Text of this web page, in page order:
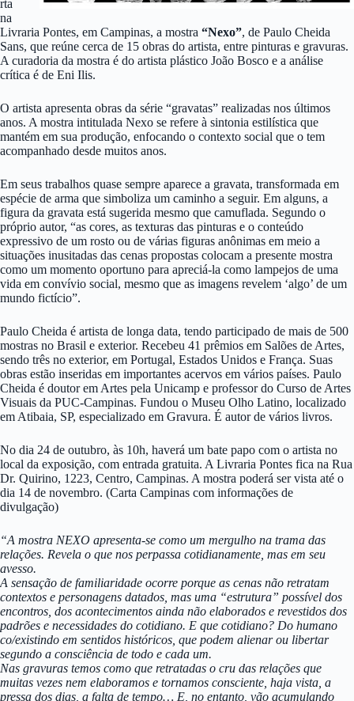
rta
na
Livraria Pontes, em Campinas, a mostra “Nexo”, de Paulo Cheida
Sans, que reúne cerca de 15 obras do artista, entre pinturas e gravuras.
A curadoria da mostra é do artista plástico João Bosco e a análise
crítica é de Eni Ilis.
O artista apresenta obras da série “gravatas” realizadas nos últimos
anos. A mostra intitulada Nexo se refere à sintonia estilística que
mantém em sua produção, enfocando o contexto social que o tem
acompanhado desde muitos anos.
Em seus trabalhos quase sempre aparece a gravata, transformada em
espécie de arma que simboliza um caminho a seguir. Em alguns, a
figura da gravata está sugerida mesmo que camuflada. Segundo o
próprio autor, “as cores, as texturas das pinturas e o conteúdo
expressivo de um rosto ou de várias figuras anônimas em meio a
situações inusitadas das cenas propostas colocam a presente mostra
como um momento oportuno para apreciá-la como lampejos de uma
vida em convívio social, mesmo que as imagens revelem ‘algo’ de um
mundo fictício”.
Paulo Cheida é artista de longa data, tendo participado de mais de 500
mostras no Brasil e exterior. Recebeu 41 prêmios em Salões de Artes,
sendo três no exterior, em Portugal, Estados Unidos e França. Suas
obras estão inseridas em importantes acervos em vários países. Paulo
Cheida é doutor em Artes pela Unicamp e professor do Curso de Artes
Visuais da PUC-Campinas. Fundou o Museu Olho Latino, localizado
em Atibaia, SP, especializado em Gravura. É autor de vários livros.
No dia 24 de outubro, às 10h, haverá um bate papo com o artista no
local da exposição, com entrada gratuita. A Livraria Pontes fica na Rua
Dr. Quirino, 1223, Centro, Campinas. A mostra poderá ser vista até o
dia 14 de novembro. (Carta Campinas com informações de
divulgação)
“A mostra NEXO apresenta-se como um mergulho na trama das
relações. Revela o que nos perpassa cotidianamente, mas em seu
avesso.
A sensação de familiaridade ocorre porque as cenas não retratam
contextos e personagens datados, mas uma “estrutura” possível dos
encontros, dos acontecimentos ainda não elaborados e revestidos dos
padrões e necessidades do cotidiano. E que cotidiano? Do humano
co/existindo em sentidos históricos, que podem alienar ou libertar
segundo a consciência de todo e cada um.
Nas gravuras temos como que retratadas o cru das relações que
muitas vezes nem elaboramos e tornamos consciente, haja vista, a
pressa dos dias, a falta de tempo… E, no entanto, vão acumulando